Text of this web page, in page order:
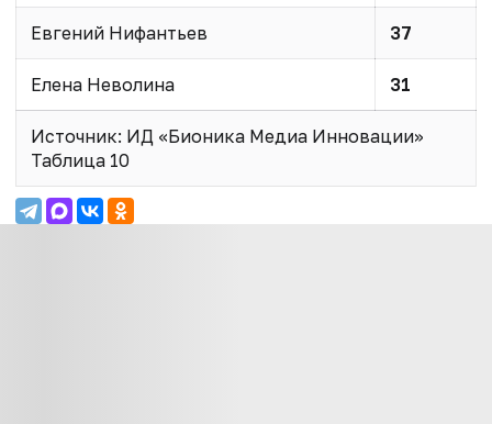
Евгений Нифантьев 37
Елена Неволина 31
Источник: ИД «Бионика Медиа Инновации»
Таблица 10